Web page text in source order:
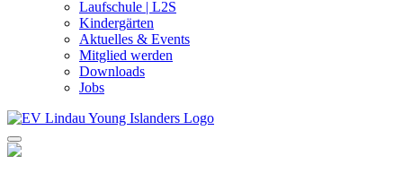
Laufschule | L2S
Kindergärten
Aktuelles & Events
Mitglied werden
Downloads
Jobs